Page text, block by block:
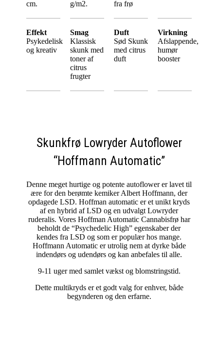
cm.
g/m2.
fra frø
Effekt
Psykedelisk
og kreativ
Smag
Klassisk
skunk med
toner af
citrus
frugter
Duft
Sød Skunk
med citrus
duft
Virkning
Afslappende,
humør
booster
Skunkfrø Lowryder Autoflower
“Hoffmann Automatic”
Denne meget hurtige og potente autoflower er lavet til
ære for den berømte kemiker Albert Hoffmann, der
opdagede LSD. Hoffman automatic er et unikt kryds
af en hybrid af LSD og en udvalgt Lowryder
ruderalis. Vores Hoffman Automatic Cannabisfrø har
beholdt de “Psychedelic High” egenskaber der
kendes fra LSD og som er populær hos mange.
Hoffmann Automatic er utrolig nem at dyrke både
indendørs og udendørs og kan anbefales til alle.
9-11 uger med samlet vækst og blomstringstid.
Dette multikryds er et godt valg for enhver, både
begynderen og den erfarne.